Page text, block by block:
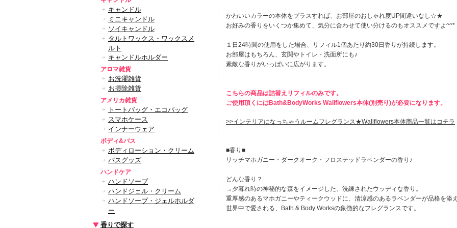
キャンドル
ミニキャンドル
ソイキャンドル
タルトワックス・ワックスメ
ルト
キャンドルホルダー
アロマ雑貨
お洗濯雑貨
お掃除雑貨
アメリカ雑貨
トートバッグ・エコバッグ
スマホケース
インナーウェア
ボディ&バス
ボディローション・クリーム
バスグッズ
ハンドケア
ハンドソープ
ハンドジェル・クリーム
ハンドソープ・ジェルホルダ
ー
香りで探す
かわいいカラーの本体をプラスすれば、お部屋のおしゃれ度UP間違いなし☆★
お好みの香りをいくつか集めて、気分に合わせて使い分けるのもオススメですよ^^*
１日24時間の使用をした場合、リフィル1個あたり約30日香りが持続します。
お部屋はもちろん、玄関やトイレ・洗面所にも♪
素敵な香りがいっぱいに広がります。
こちらの商品は詰替えリフィルのみです。
ご使用頂くにはBath&BodyWorks Wallflowers本体(別売り)が必要になります。
>>インテリアになっちゃうルームフレグランス★Wallflowers本体商品一覧はコチラ
■香り■
リッチマホガニー・ダークオーク・フロステッドラベンダーの香り♪
どんな香り？
→夕暮れ時の神秘的な森をイメージした、洗練されたウッディな香り。
重厚感のあるマホガニーやティークウッドに、清涼感のあるラベンダーが品格を添
世界中で愛される、Bath & Body Worksの象徴的なフレグランスです。